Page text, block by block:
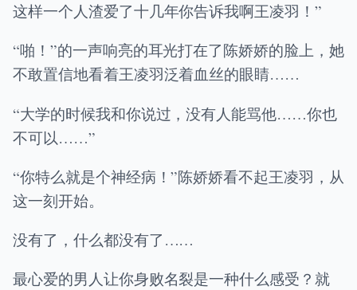
这样一个人渣爱了十几年你告诉我啊王凌羽！”
“啪！”的一声响亮的耳光打在了陈娇娇的脸上，她
不敢置信地看着王凌羽泛着血丝的眼睛……
“大学的时候我和你说过，没有人能骂他……你也
不可以……”
“你特么就是个神经病！”陈娇娇看不起王凌羽，从
这一刻开始。
没有了，什么都没有了……
最心爱的男人让你身败名裂是一种什么感受？就